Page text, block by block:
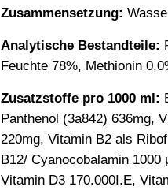
Zusammensetzung:
Analytische Bestandteile:
Feuchte 78%, Methionin
Zusatzstoffe pro 1000 ml:
Panthenol (3a842) 636mg,
220mg, Vitamin B2 als
B12/ Cyanocobalamin
Vitamin D3 170.000I.E,